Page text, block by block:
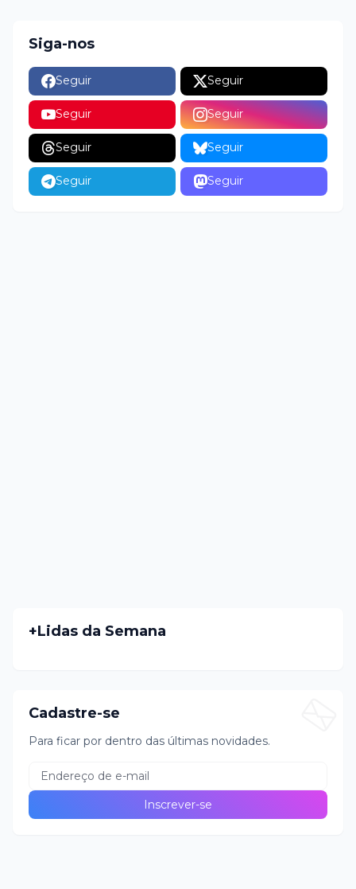
Siga-nos
Seguir Seguir
Seguir Seguir
Seguir Seguir
Seguir Seguir
+Lidas da Semana
Cadastre-se
Para ficar por dentro das últimas novidades.